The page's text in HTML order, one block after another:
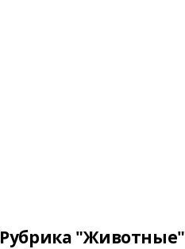
Рубрика "Животные"